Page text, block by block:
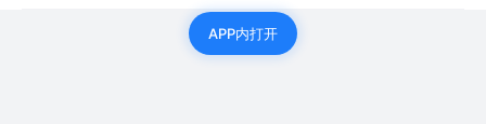
行之前安装vue cli的命令会出现报错。
APP内打开